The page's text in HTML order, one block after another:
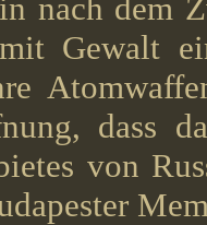
nach dem
Gewalt
dass
von